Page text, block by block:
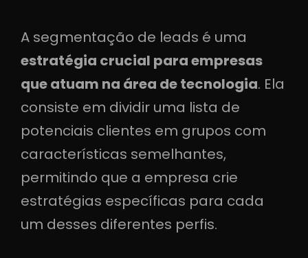
A segmentação de leads é uma
estratégia crucial para empresas
que atuam na área de tecnologia. Ela
consiste em dividir uma lista de
potenciais clientes em grupos com
características semelhantes,
permitindo que a empresa crie
estratégias específicas para cada
um desses diferentes perfis.